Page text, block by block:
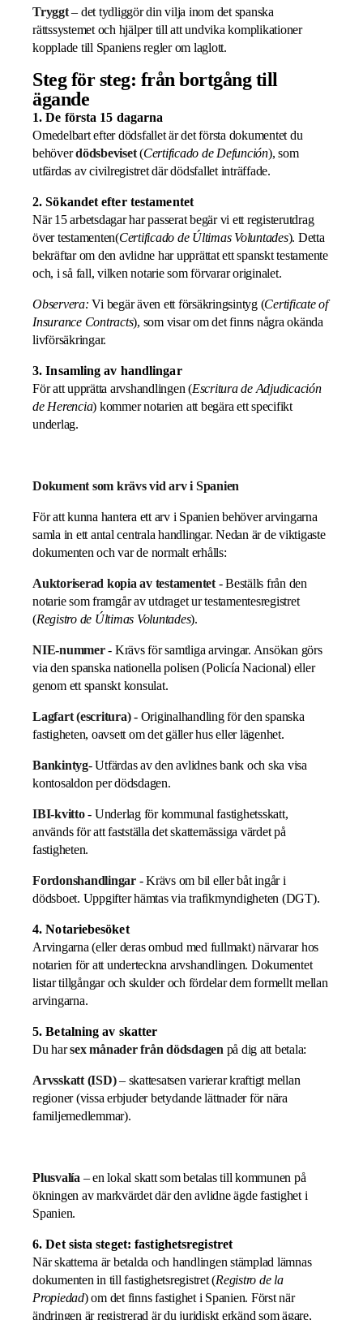
Tryggt– det tydliggör din vilja inom det spanska
rättssystemet och hjälper till att undvika komplikationer
kopplade till Spaniens regler om laglott.
Steg för steg: från bortgång till
ägande
1. De första 15 dagarna
Omedelbart efter dödsfallet är det första dokumentet du
behöverdödsbeviset(Certificado de Defunción), som
utfärdas av civilregistret där dödsfallet inträffade.
2. Sökandet efter testamentet
När 15 arbetsdagar har passerat begär vi ett registerutdrag
över testamenten(Certificado de Últimas Voluntades). Detta
bekräftar om den avlidne har upprättat ett spanskt testamente
och, i så fall, vilken notarie som förvarar originalet.
Observera: Vi begär även ett försäkringsintyg (Certificate of
Insurance Contracts), som visar om det finns några okända
livförsäkringar.
3. Insamling av handlingar
För att upprätta arvshandlingen (Escritura de Adjudicación
de Herencia) kommer notarien att begära ett specifikt
underlag.
Dokument som krävs vid arv i Spanien
För att kunna hantera ett arv i Spanien behöver arvingarna
samla in ett antal centrala handlingar. Nedan är de viktigaste
dokumenten och var de normalt erhålls:
Auktoriserad kopia av testamentet- Beställs från den
notarie som framgår av utdraget ur testamentesregistret
(Registro de Últimas Voluntades).
NIE-nummer- Krävs för samtliga arvingar. Ansökan görs
via den spanska nationella polisen (Policía Nacional) eller
genom ett spanskt konsulat.
Lagfart (escritura)- Originalhandling för den spanska
fastigheten, oavsett om det gäller hus eller lägenhet.
Bankintyg- Utfärdas av den avlidnes bank och ska visa
kontosaldon per dödsdagen.
IBI-kvitto- Underlag för kommunal fastighetsskatt,
används för att fastställa det skattemässiga värdet på
fastigheten.
Fordonshandlingar- Krävs om bil eller båt ingår i
dödsboet. Uppgifter hämtas via trafikmyndigheten (DGT).
4. Notariebesöket
Arvingarna (eller deras ombud med fullmakt) närvarar hos
notarien för att underteckna arvshandlingen. Dokumentet
listar tillgångar och skulder och fördelar dem formellt mellan
arvingarna.
5. Betalning av skatter
Du harsex månader från dödsdagen på dig att betala:
Arvsskatt (ISD)– skattesatsen varierar kraftigt mellan
regioner (vissa erbjuder betydande lättnader för nära
familjemedlemmar).
Plusvalía – en lokal skatt som betalas till kommunen på
ökningen av markvärdet där den avlidne ägde fastighet i
Spanien.
6. Det sista steget: fastighetsregistret
När skatterna är betalda och handlingen stämplad lämnas
dokumenten in till fastighetsregistret (Registro de la
Propiedad) om det finns fastighet i Spanien. Först när
ändringen är registrerad är du juridiskt erkänd som ägare,